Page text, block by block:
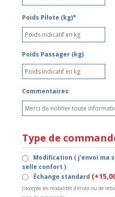
Poids Pilote (kg)*
Poids Passager (kg)
Commentaires
Type de
Modification ( j'envoi ma
selle confort )
Échange standard
J'accepte les modalités d'envoi ou de